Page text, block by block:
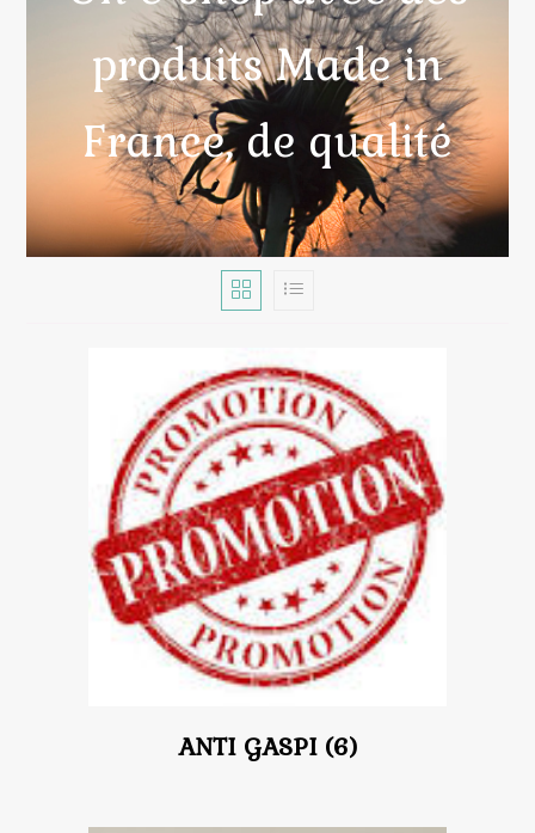
produits Made in
France, de qualité
ANTI GASPI (6)